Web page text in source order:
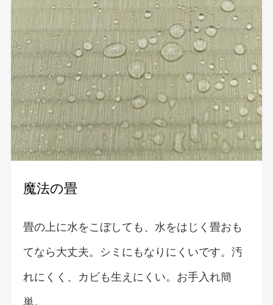
魔法の畳
畳の上に水をこぼしても、水をはじく畳おも
てなら大丈夫。シミにもなりにくいです。汚
れにくく、カビも生えにくい。お手入れ簡
単。